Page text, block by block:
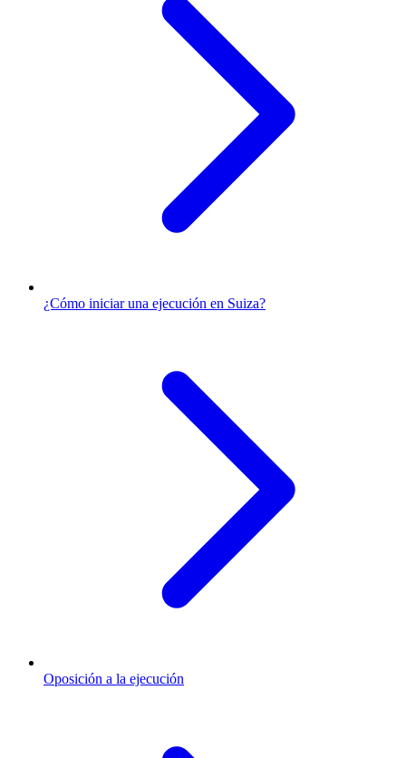
¿Cómo iniciar una ejecución en Suiza?
Oposición a la ejecución